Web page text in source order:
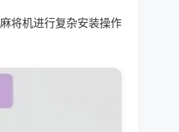
将机进行复杂安装操作